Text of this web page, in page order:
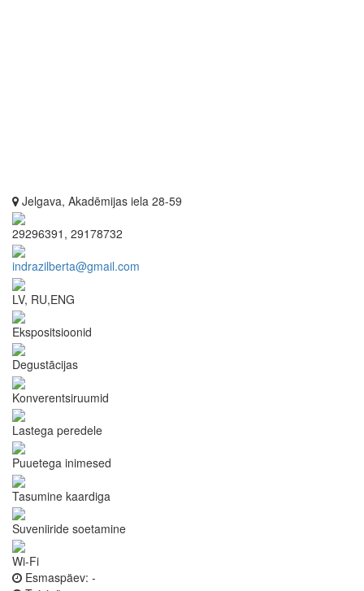
Jelgava, Akadēmijas iela 28-59
29296391, 29178732
indrazilberta@gmail.com
LV, RU,ENG
Ekspositsioonid
Degustācijas
Konverentsiruumid
Lastega peredele
Puuetega inimesed
Tasumine kaardiga
Suveniiride soetamine
Wi-Fi
Esmaspäev: -